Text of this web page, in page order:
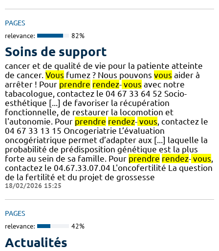
PAGES
relevance: 82%
Soins de support
cancer et de qualité de vie pour la patiente atteinte
de cancer. Vous fumez ? Nous pouvons vous aider à
arrêter ! Pour prendre rendez- vous avec notre
tabacologue, contactez le 04 67 33 64 52 Socio-
esthétique [...] de favoriser la récupération
fonctionnelle, de restaurer la locomotion et
l'autonomie. Pour prendre rendez- vous, contactez le
04 67 33 13 15 Oncogeriatrie L’évaluation
oncogériatrique permet d’adapter aux [...] laquelle la
probabilité de prédisposition génétique est la plus
forte au sein de sa famille. Pour prendre rendez- vous,
contactez le 04.67.33.07.04 L'oncofertilité La question
de la fertilité et du projet de grossesse
18/02/2026 15:25
PAGES
relevance: 42%
Actualités